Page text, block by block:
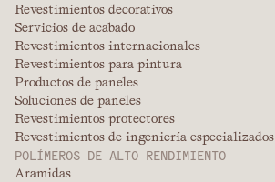
Revestimientos decorativos
Servicios de acabado
Revestimientos internacionales
Revestimientos para pintura
Productos de paneles
Soluciones de paneles
Revestimientos protectores
Revestimientos de ingeniería especializados
POLÍMEROS DE ALTO RENDIMIENTO
Aramidas